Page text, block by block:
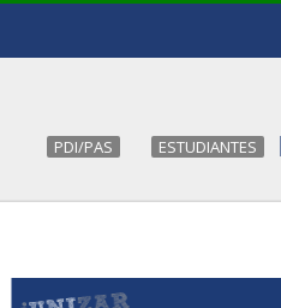
PDI/PAS ESTUDIANTES